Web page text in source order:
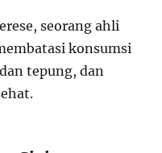
seorang ahli
konsumsi
tepung, dan